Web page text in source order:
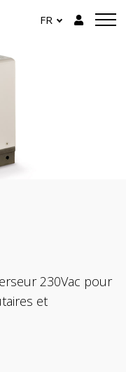
FR
230Vac pour
et